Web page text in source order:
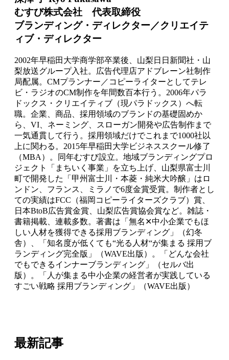
むすび株式会社 代表取締役
ブランディング・ディレクター／クリエイテ
ィブ・ディレクター
2002年早稲田大学商学部卒業後、山梨日日新聞社・山
梨放送グループ入社。広告代理店アドブレーン社制作
局配属。CMプランナー／コピーライターとしてテレ
ビ・ラジオのCM制作を年間数百本行う。2006年パラ
ドックス・クリエイティブ（現パラドックス）へ転
職。企業、商品、採用領域のブランドの基礎固めか
ら、VI、ネーミング、スローガン開発や広告制作まで
一気通貫して行う。採用領域だけでこれまで1000社以
上に関わる。2015年早稲田大学ビジネススクール修了
（MBA）。同年むすび設立。地域ブランディングプロ
ジェクト「まちいく事業」を立ち上げ、山梨県富士川
町で開発した「甲州富士川・本菱・純米大吟醸」はロ
ンドン、フランス、ミラノで6度金賞受賞。制作者とし
ての実績はFCC（福岡コピーライターズクラブ）賞、
日本BtoB広告賞金賞、山梨広告賞協会賞など。雑誌・
書籍掲載、連載多数。著書は「無名✕中小企業でもほ
しい人材を獲得できる採用ブランディング」（幻冬
舎）、「知名度が低くても“光る人材“が集まる 採用ブ
ランディング完全版」（WAVE出版）。「どんな会社
でもできるインナーブランディング」（セルバ出
版）。「人が集まる中小企業の経営者が実践している
すごい戦略 採用ブランディング」（WAVE出版）
最新記事